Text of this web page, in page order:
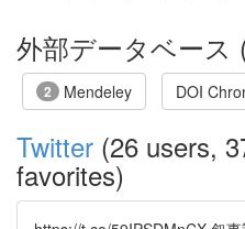
外部データベース
2 Mendeley DOI
Twitter (26 users,
favorites)